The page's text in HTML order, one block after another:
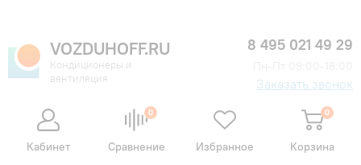
VOZDUHOFF.RU
Кондиционеры и
вентиляция
8 495 021 49 29
Заказать звонок
Кабинет
0
Сравнение Избранное
0
Корзина